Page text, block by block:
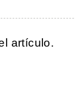
artículo.